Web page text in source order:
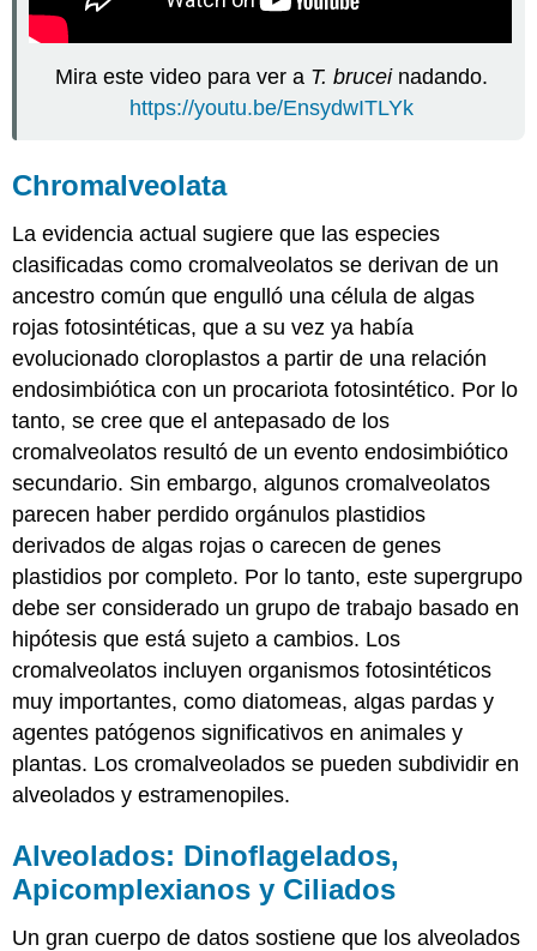
Mira este video para ver a T. bruceinadando.
https://youtu.be/EnsydwITLYk
Chromalveolata
La evidencia actual sugiere que las especies
clasificadas como cromalveolatos se derivan de un
ancestro común que engulló una célula de algas
rojas fotosintéticas, que a su vez ya había
evolucionado cloroplastos a partir de una relación
endosimbiótica con un procariota fotosintético. Por lo
tanto, se cree que el antepasado de los
cromalveolatos resultó de un evento endosimbiótico
secundario. Sin embargo, algunos cromalveolatos
parecen haber perdido orgánulos plastidios
derivados de algas rojas o carecen de genes
plastidios por completo. Por lo tanto, este supergrupo
debe ser considerado un grupo de trabajo basado en
hipótesis que está sujeto a cambios. Los
cromalveolatos incluyen organismos fotosintéticos
muy importantes, como diatomeas, algas pardas y
agentes patógenos significativos en animales y
plantas. Los cromalveolados se pueden subdividir en
alveolados y estramenopiles.
Alveolados: Dinoflagelados,
Apicomplexianos y Ciliados
Un gran cuerpo de datos sostiene que los alveolados